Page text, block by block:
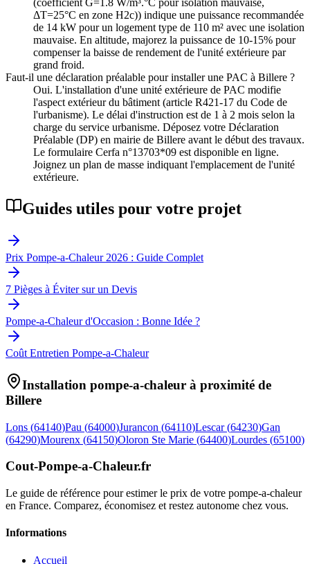
(coefficient G=1.8 W/m³.°C pour isolation mauvaise,
ΔT=25°C en zone H2c)) indique une puissance recommandée
de 14 kW pour un logement type de 110 m² avec une isolation
mauvaise. En altitude, majorez la puissance de 10-15% pour
compenser la baisse de rendement de l'unité extérieure par
grand froid.
Faut-il une déclaration préalable pour installer une PAC à Billere ?
Oui. L'installation d'une unité extérieure de PAC modifie
l'aspect extérieur du bâtiment (article R421-17 du Code de
l'urbanisme). Le délai d'instruction est de 1 à 2 mois selon la
charge du service urbanisme. Déposez votre Déclaration
Préalable (DP) en mairie de Billere avant le début des travaux.
Le formulaire Cerfa n°13703*09 est disponible en ligne.
Joignez un plan de masse indiquant l'emplacement de l'unité
extérieure.
Guides utiles pour votre projet
Prix Pompe-a-Chaleur 2026 : Guide Complet
7 Pièges à Éviter sur un Devis
Pompe-a-Chaleur d'Occasion : Bonne Idée ?
Coût Entretien Pompe-a-Chaleur
Installation pompe-a-chaleur à proximité de
Billere
Lons (64140)Pau (64000)Jurancon (64110)Lescar (64230)Gan
(64290)Mourenx (64150)Oloron Ste Marie (64400)Lourdes (65100)
Cout-Pompe-a-Chaleur.fr
Le guide de référence pour estimer le prix de votre pompe-a-chaleur
en France. Comparez, économisez et restez autonome chez vous.
Informations
Accueil